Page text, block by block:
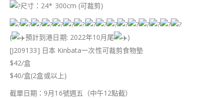
尺寸：24* 300cm (可裁剪)
( 預計到港日期: 2022年10月尾
)
[J209133] 日本 Kinbata一次性可裁剪食物墊
$42/盒
$40/盒(2盒或以上)
截單日期：9月16號週五（中午12點截）